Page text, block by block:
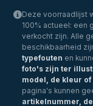
Deze voorraadlijst
100% actueel: een
verkocht zijn. Alle
beschikbaarheid
typefouten en
foto's zijn ter
model, de kleur
pagina's kunnen
artikelnummer,